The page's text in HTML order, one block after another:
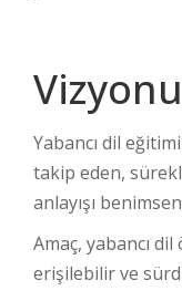
Yabancı dil
takip eden,
anlayışı
Amaç, yabancı
erişilebilir ve